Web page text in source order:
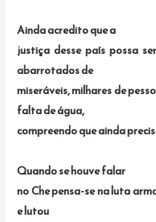
Ainda acredito que a
justiça desse país possa
abarrotados de
miseráveis, milhares de
falta de água,
compreendo que ainda
Quando se houve falar
no Che pensa-se na luta
e lutou